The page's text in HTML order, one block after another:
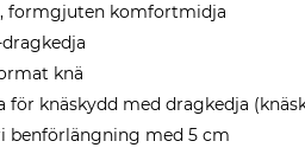
formgjuten komfortmidja
dragkedja
knä
för knäskydd med dragkedja
benförlängning med 5 cm